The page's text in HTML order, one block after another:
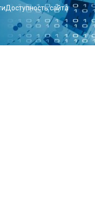
Доступность сайта